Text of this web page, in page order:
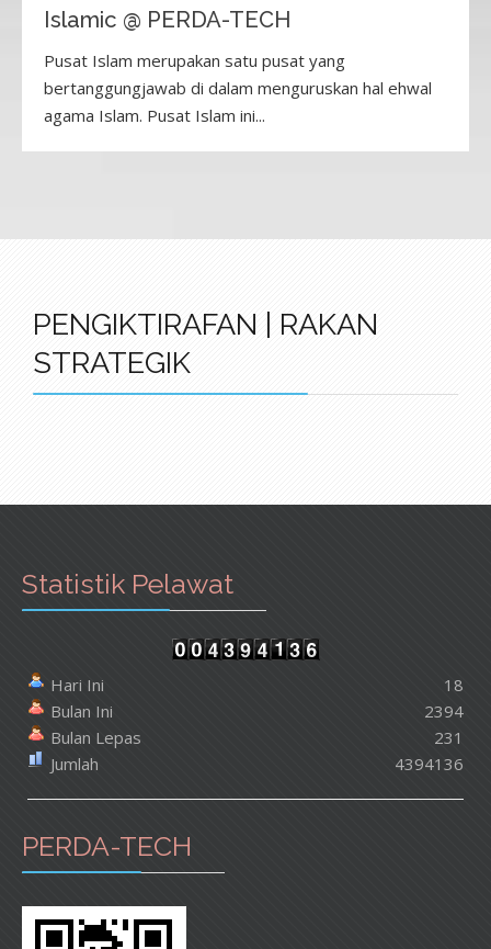
Islamic @ PERDA-TECH
Pusat Islam merupakan satu pusat yang
bertanggungjawab di dalam menguruskan hal ehwal
agama Islam. Pusat Islam ini...
PENGIKTIRAFAN | RAKAN
STRATEGIK
Statistik Pelawat
Hari Ini
Bulan Ini
Bulan Lepas
Jumlah
18
2394
231
4394136
PERDA-TECH